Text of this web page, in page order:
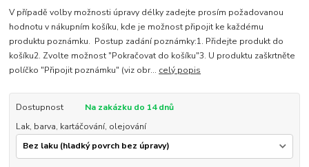
V případě volby možnosti úpravy délky zadejte prosím požadovanou
hodnotu v nákupním košíku, kde je možnost připojit ke každému
produktu poznámku. Postup zadání poznámky:1. Přidejte produkt do
košíku2. Zvolte možnost "Pokračovat do košíku"3. U produktu zaškrtněte
políčko "Připojit poznámku" (viz obr... celý popis
Dostupnost
Na zakázku do 14 dnů
Lak, barva, kartáčování, olejování